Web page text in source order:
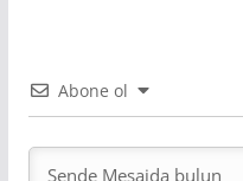
Abone ol